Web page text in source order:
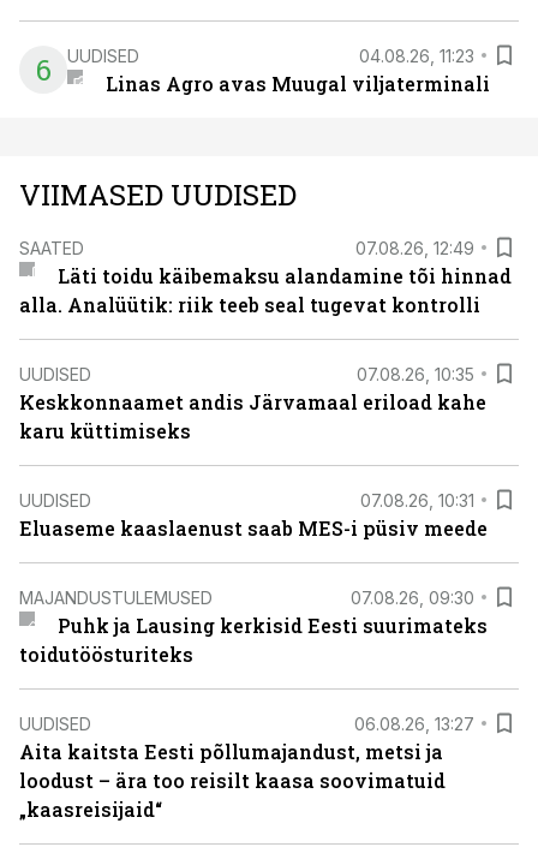
6 UUDISED 04.08.26, 11:23
Linas Agro avas Muugal viljaterminali
VIIMASED UUDISED
SAATED 07.08.26, 12:49
Läti toidu käibemaksu alandamine tõi hinnad
alla. Analüütik: riik teeb seal tugevat kontrolli
UUDISED 07.08.26, 10:35
Keskkonnaamet andis Järvamaal eriload kahe
karu küttimiseks
UUDISED 07.08.26, 10:31
Eluaseme kaaslaenust saab MES-i püsiv meede
MAJANDUSTULEMUSED 07.08.26, 09:30
Puhk ja Lausing kerkisid Eesti suurimateks
toidutöösturiteks
UUDISED 06.08.26, 13:27
Aita kaitsta Eesti põllumajandust, metsi ja
loodust – ära too reisilt kaasa soovimatuid
„kaasreisijaid“